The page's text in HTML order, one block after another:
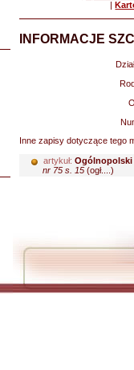
|
INFORMACJE
Inne zapisy dotyczące tego
artykuł: Ogólnopolski
nr 75 s. 15 (ogł....)